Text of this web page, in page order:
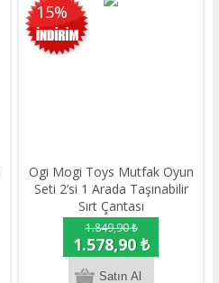
15%
Ogi Mogi Toys Mutfak Oyun
Seti 2’si 1 Arada Taşınabilir
Sırt Çantası
1.849,90 ₺
1.578,90 ₺